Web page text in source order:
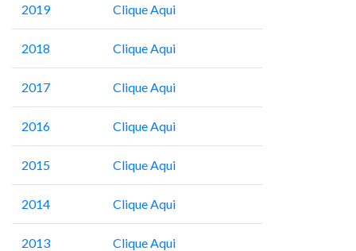
2019 Clique Aqui
2018 Clique Aqui
2017 Clique Aqui
2016 Clique Aqui
2015 Clique Aqui
2014 Clique Aqui
2013 Clique Aqui